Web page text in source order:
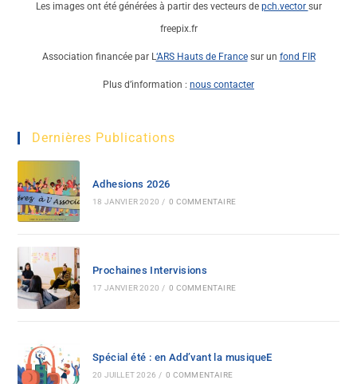
Les images ont été générées à partir des vecteurs de pch.vector sur
freepix.fr
Association financée par L‘ARS Hauts de Francesur un fond FIR
Plus d’information : nous contacter
Dernières Publications
Adhesions 2026
18 JANVIER 2020 / 0 COMMENTAIRE
Prochaines Intervisions
17 JANVIER 2020 / 0 COMMENTAIRE
Spécial été : en Add’vant la musiqueE
20 JUILLET 2026 / 0 COMMENTAIRE